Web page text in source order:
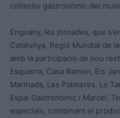
col·lectiu gastronòmic del
Enguany, les jornades, que
Catalunya, Regió Mundial de
amb la participació de nou
Esquerra, Casa Ramon, Els
Marinada, Les Palmeres, Lo
Espai Gastronòmic i Marcel.
especials, combinant el